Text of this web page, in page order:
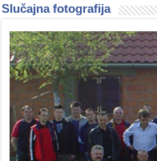
Slučajna fotografija